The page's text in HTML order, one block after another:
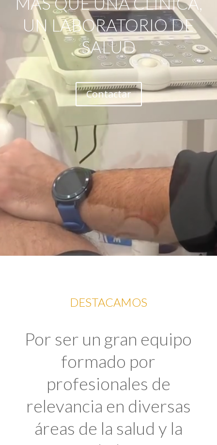
UN LABORATORIO DE
SALUD
Contactar
DESTACAMOS
Por ser un gran equipo
formado por
profesionales de
relevancia en diversas
áreas de la salud y la